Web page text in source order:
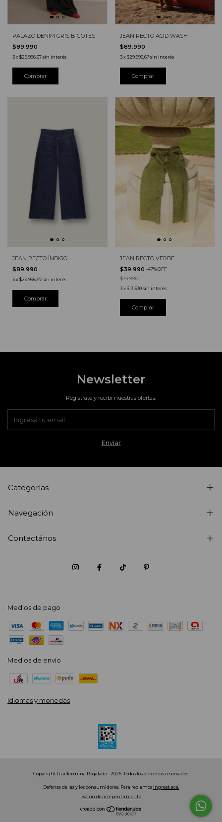
PALAZO DENIM GRIS BIGOTES
$89.990
3x$29.996,67sin interés
Comprar
JEAN RECTO ACID WASH
$89.990
3 x$29.996,67 sin interés
Comprar
JEAN RECTO ÍNDIGO
$89.990
3x$29.996,67sin interés
Comprar
JEAN RECTO VERDE
$39.990 -47%OFF
$74.990
3 x$13.330 sin interés
Comprar
Newsletter
Registrate y recibí nuestras ofertas.
Categorías
Navegación
Contactános
Medios de pago
Medios de envío
Idiomas y monedas
Copyright Guillermina Regalado - 2026. Todos los derechos reservados.
Defensa de las y los consumidores. Para reclamos ingresá acá.
Botón de arrepentimiento